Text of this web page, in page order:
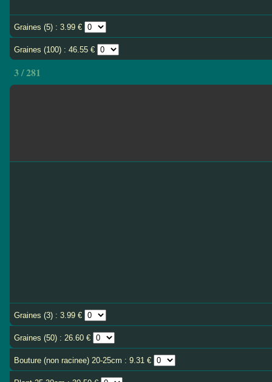
Graines (5) : 3.99 €
Graines (100) : 46.55 €
3 / 281
Graines (3) : 3.99 €
Graines (50) : 26.60 €
Bouture (non racinee) 20-25cm : 9.31 €